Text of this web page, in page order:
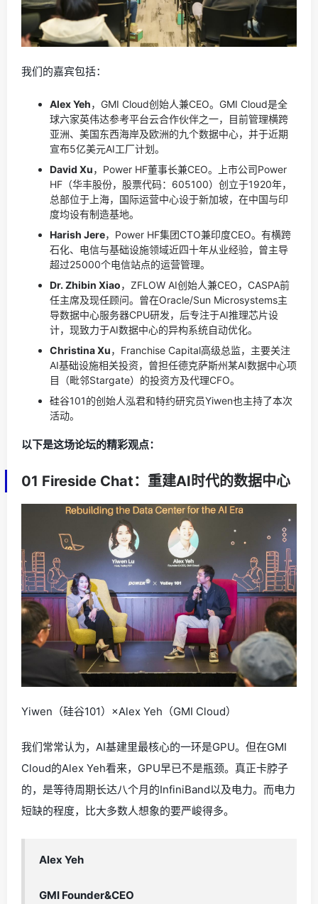
我们的嘉宾包括：
Alex Yeh，GMI Cloud创始人兼CEO。GMI Cloud是全
球六家英伟达参考平台云合作伙伴之一，目前管理横跨
亚洲、美国东西海岸及欧洲的九个数据中心，并于近期
宣布5亿美元AI工厂计划。
David Xu，Power HF董事长兼CEO。上市公司Power
HF（华丰股份，股票代码：605100）创立于1920年，
总部位于上海，国际运营中心设于新加坡，在中国与印
度均设有制造基地。
Harish Jere，Power HF集团CTO兼印度CEO。有横跨
石化、电信与基础设施领域近四十年从业经验，曾主导
超过25000个电信站点的运营管理。
Dr. Zhibin Xiao，ZFLOW AI创始人兼CEO，CASPA前
任主席及现任顾问。曾在Oracle/Sun Microsystems主
导数据中心服务器CPU研发，后专注于AI推理芯片设
计，现致力于AI数据中心的异构系统自动优化。
Christina Xu，Franchise Capital高级总监，主要关注
AI基础设施相关投资，曾担任德克萨斯州某AI数据中心项
目（毗邻Stargate）的投资方及代理CFO。
硅谷101的创始人泓君和特约研究员Yiwen也主持了本次
活动。
以下是这场论坛的精彩观点：
01 Fireside Chat：重建AI时代的数据中心
Yiwen（硅谷101）×Alex Yeh（GMI Cloud）
我们常常认为，AI基建里最核心的一环是GPU。但在GMI
Cloud的Alex Yeh看来，GPU早已不是瓶颈。真正卡脖子
的，是等待周期长达八个月的InfiniBand以及电力。而电力
短缺的程度，比大多数人想象的要严峻得多。
Alex Yeh
GMI Founder&CEO